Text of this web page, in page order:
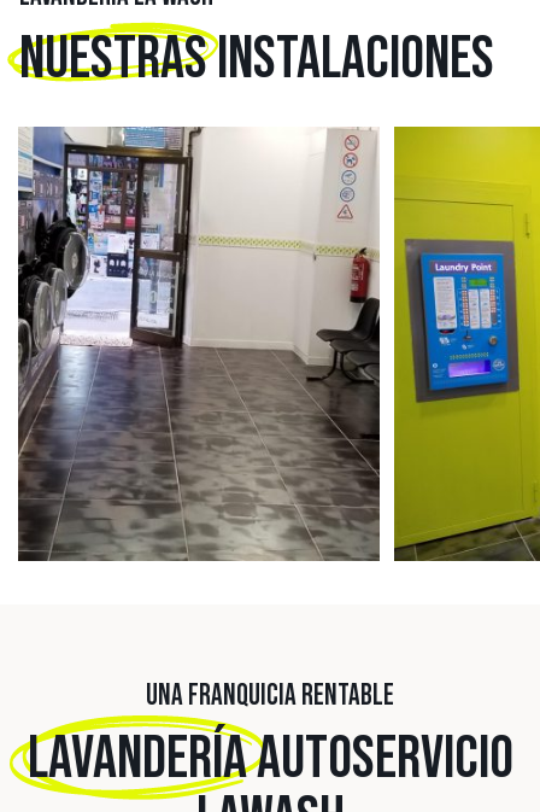
NUESTRASINSTALACIONES
UNA FRANQUICIA RENTABLE
LAVANDERÍAAUTOSERVICIO